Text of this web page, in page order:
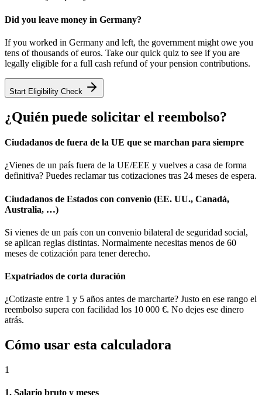
Did you leave money in Germany?
If you worked in Germany and left, the government might owe you
tens of thousands of euros. Take our quick quiz to see if you are
legally eligible for a full cash refund of your pension contributions.
Start Eligibility Check
¿Quién puede solicitar el reembolso?
Ciudadanos de fuera de la UE que se marchan para siempre
¿Vienes de un país fuera de la UE/EEE y vuelves a casa de forma
definitiva? Puedes reclamar tus cotizaciones tras 24 meses de espera.
Ciudadanos de Estados con convenio (EE. UU., Canadá,
Australia, …)
Si vienes de un país con un convenio bilateral de seguridad social,
se aplican reglas distintas. Normalmente necesitas menos de 60
meses de cotización para tener derecho.
Expatriados de corta duración
¿Cotizaste entre 1 y 5 años antes de marcharte? Justo en ese rango el
reembolso supera con facilidad los 10 000 €. No dejes ese dinero
atrás.
Cómo usar esta calculadora
1
1. Salario bruto y meses